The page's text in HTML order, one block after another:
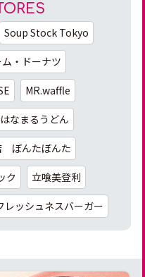
Soup Stock Tokyo
・ドーナツ
MR.waffle
はなまるうどん
ぼんたぼんた
ク 立喰美登利
レッシュネスバーガー